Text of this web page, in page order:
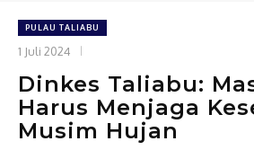
PULAU TALIABU
1 Juli 2024
Dinkes Taliabu:
Harus Menjaga
Musim Hujan